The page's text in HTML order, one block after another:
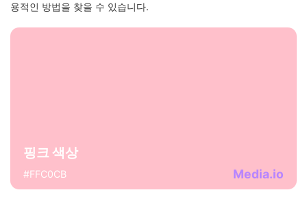
용적인 방법을 찾을 수 있습니다.
Media.io
핑크 색상
#FFC0CB